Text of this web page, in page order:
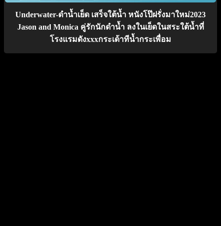
Underwater-ดำน้ำเย็ด เสร็จใต้น้ำ หนังโป๊ฝรั่งมาใหม่2023
Jason and Monica คู่รักนักดำน้ำ ลงในเย็ดในสระใต้น้ำที่
โรงแรมดังxxxกระเด้าทีน้ำกระเพื่อม